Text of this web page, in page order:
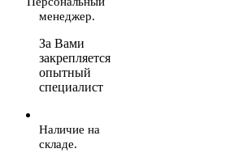
менеджер.
За Вами
закрепляется
опытный
специалист
Наличие на
складе.